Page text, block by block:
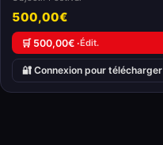
500,00€
🛒 500,00€ ·Édit.
🔐 Connexion pour télécharger